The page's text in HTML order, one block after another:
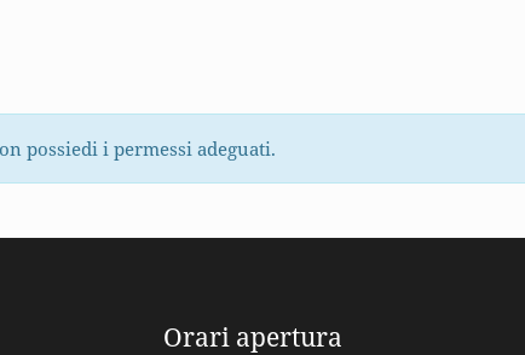
possiedi i permessi adeguati.
Orari apertura